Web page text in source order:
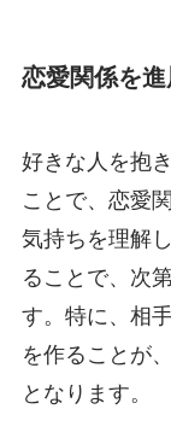
恋愛関係を
好きな人を抱
ことで、恋愛
気持ちを理解
ることで、次
す。特に、相
を作ることが
となります。